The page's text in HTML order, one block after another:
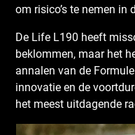
om risico’s te nemen
De Life L190 heeft
beklommen, maar het
annalen van de
innovatie en de
het meest uitdagende